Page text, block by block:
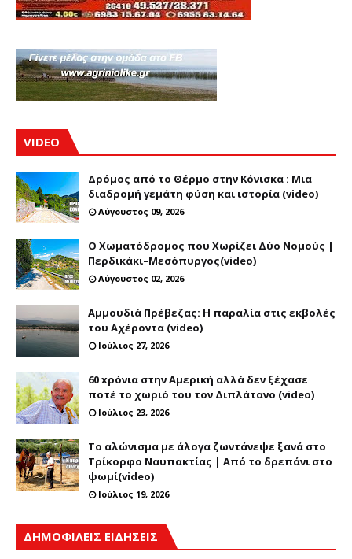
VIDEO
Δρόμος από το Θέρμο στην Κόνισκα : Μια
διαδρομή γεμάτη φύση και ιστορία (video)
Αύγουστος 09, 2026
Ο Χωματόδρομος που Χωρίζει Δύο Νομούς |
Περδικάκι–Μεσόπυργος(video)
Αύγουστος 02, 2026
Αμμουδιά Πρέβεζας: Η παραλία στις εκβολές
του Αχέροντα (video)
Ιούλιος 27, 2026
60 xρόνια στην Αμερική αλλά δεν ξέχασε
ποτέ το χωριό του τον Διπλάτανο (video)
Ιούλιος 23, 2026
Το αλώνισμα με άλογα ζωντάνεψε ξανά στο
Τρίκορφο Ναυπακτίας | Από το δρεπάνι στο
ψωμί(video)
Ιούλιος 19, 2026
ΔΗΜΟΦΙΛΕΙΣ ΕΙΔΗΣΕΙΣ